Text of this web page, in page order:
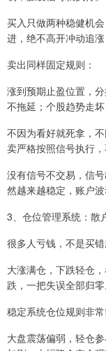
买入只做两种稳健机
进，绝不高开冲动追
卖出同样固定规则：
涨到预期止盈位置，
不拖延；个股趋势走
不因为看好就死拿，
卖严格按照信号执行，
没有信号不交易，信
然越来越稳定，账户波
3、仓位管理系统：散
很多人亏钱，不是买错
大涨满仓，下跌轻仓
跌，一把失误全部归零
稳定系统仓位规则非常
大盘震荡偏弱，轻仓